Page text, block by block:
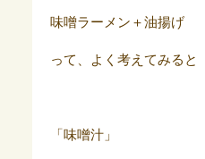
味噌ラーメン＋油揚げ
って、よく考えてみると
「味噌汁」